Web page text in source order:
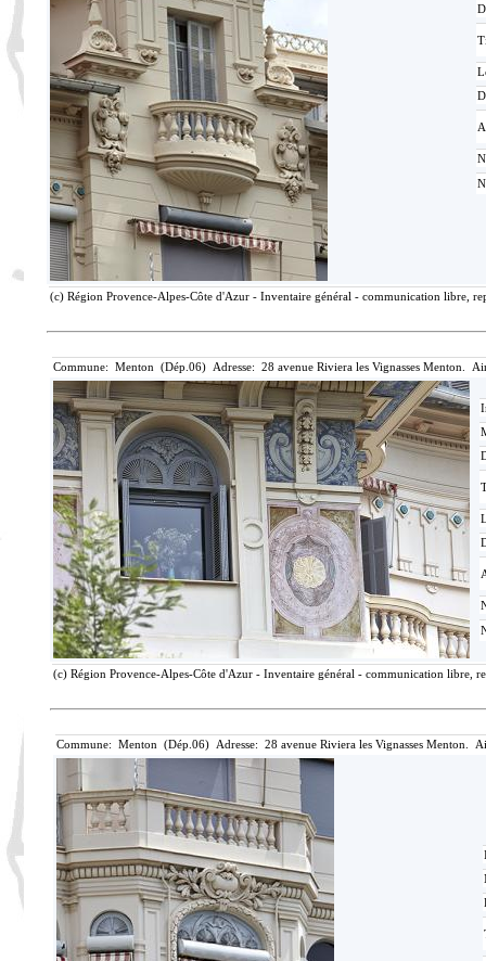
(c) Région Provence-Alpes-Côte d'Azur - Inventaire général - communication libre,
Commune: Menton (Dép.06) Adresse: 28 avenue Riviera les Vignasses Menton.
(c) Région Provence-Alpes-Côte d'Azur - Inventaire général - communication libre,
Commune: Menton (Dép.06) Adresse: 28 avenue Riviera les Vignasses Menton.